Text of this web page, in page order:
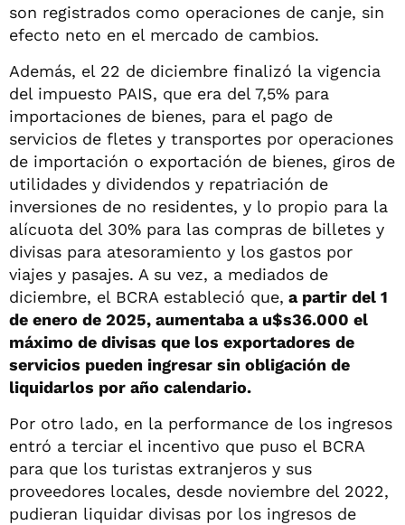
son registrados como operaciones de canje, sin
efecto neto en el mercado de cambios.
Además, el 22 de diciembre finalizó la vigencia
del impuesto PAIS, que era del 7,5% para
importaciones de bienes, para el pago de
servicios de fletes y transportes por operaciones
de importación o exportación de bienes, giros de
utilidades y dividendos y repatriación de
inversiones de no residentes, y lo propio para la
alícuota del 30% para las compras de billetes y
divisas para atesoramiento y los gastos por
viajes y pasajes. A su vez, a mediados de
diciembre, el BCRA estableció que, a partir del 1
de enero de 2025, aumentaba a u$s36.000 el
máximo de divisas que los exportadores de
servicios pueden ingresar sin obligación de
liquidarlos por año calendario.
Por otro lado, en la performance de los ingresos
entró a terciar el incentivo que puso el BCRA
para que los turistas extranjeros y sus
proveedores locales, desde noviembre del 2022,
pudieran liquidar divisas por los ingresos de